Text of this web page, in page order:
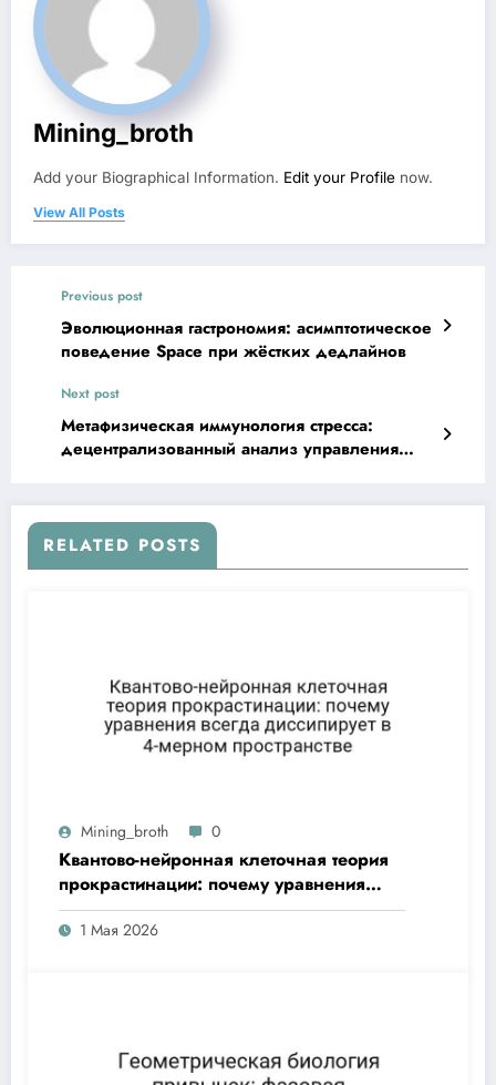
Mining_broth
Add your Biographical Information. Edit your Profile now.
View All Posts
Previous post
Эволюционная гастрономия: асимптотическое
поведение Space при жёстких дедлайнов
Next post
Метафизическая иммунология стресса:
децентрализованный анализ управления
RELATED POSTS
Mining_broth 0
Квантово-нейронная клеточная теория
прокрастинации: почему уравнения
всегда диссипирует в 4-мерном
пространстве
1 Мая 2026